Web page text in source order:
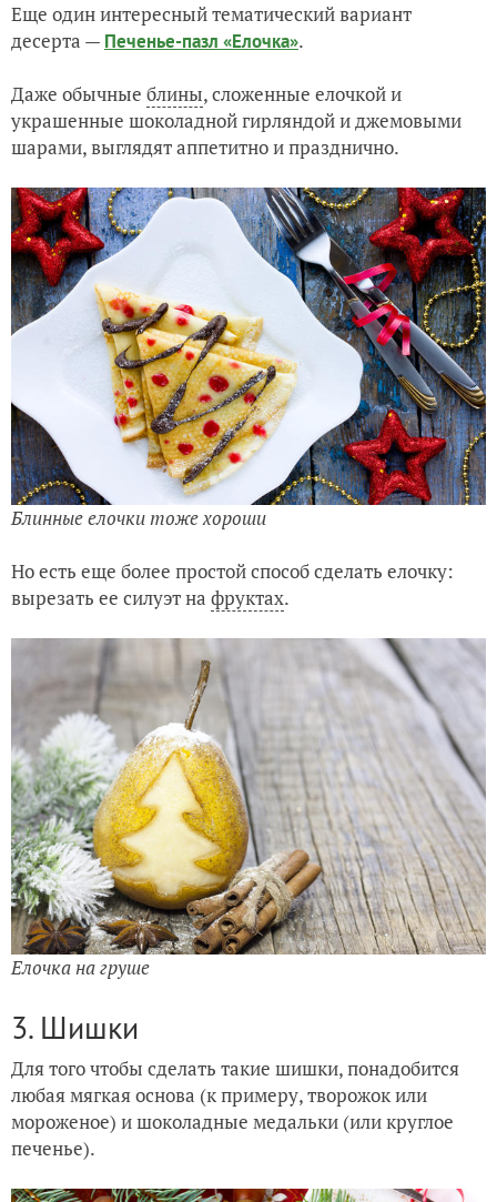
Еще один интересный тематический вариант
десерта — Печенье-пазл «Елочка».
Даже обычные блины, сложенные елочкой и
украшенные шоколадной гирляндой и джемовыми
шарами, выглядят аппетитно и празднично.
Блинные елочки тоже хороши
Но есть еще более простой способ сделать елочку:
вырезать ее силуэт на фруктах.
Елочка на груше
3. Шишки
Для того чтобы сделать такие шишки, понадобится
любая мягкая основа (к примеру, творожок или
мороженое) и шоколадные медальки (или круглое
печенье).